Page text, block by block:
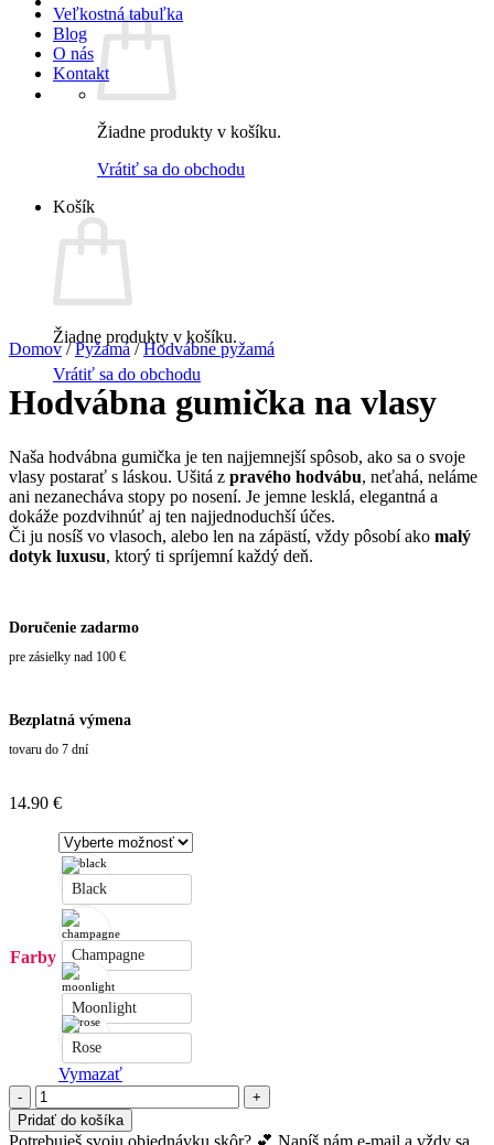
Žiadne produkty v košíku.
Vrátiť sa do obchodu
Košík
Žiadne produkty v košíku.
Vrátiť sa do obchodu
Veľkostná tabuľka
Blog
O nás
Kontakt
Domov / Pyžamá / Hodvábne pyžamá
Hodvábna gumička na vlasy
Naša hodvábna gumička je ten najjemnejší spôsob, ako sa o svoje
vlasy postarať s láskou. Ušitá z pravého hodvábu, neťahá, neláme
ani nezanecháva stopy po nosení. Je jemne lesklá, elegantná a
dokáže pozdvihnúť aj ten najjednoduchší účes.
Či ju nosíš vo vlasoch, alebo len na zápästí, vždy pôsobí ako malý
dotyk luxusu, ktorý ti spríjemní každý deň.
Doručenie zadarmo
pre zásielky nad 100 €
Bezplatná výmena
tovaru do 7 dní
14.90 €
Farby
Black
Champagne
Moonlight
Rose
Vymazať
množstvo
Hodvábna
gumička
Pridať do košíka
Potrebuješ svoju objednávku skôr? 💕 Napíš nám e-mail a vždy sa